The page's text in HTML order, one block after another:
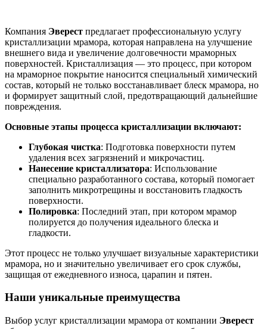
Компания Эверест предлагает профессиональную услугу
кристаллизации мрамора, которая направлена на улучшение
внешнего вида и увеличение долговечности мраморных
поверхностей. Кристаллизация — это процесс, при котором
на мраморное покрытие наносится специальный химический
состав, который не только восстанавливает блеск мрамора, но
и формирует защитный слой, предотвращающий дальнейшие
повреждения.
Основные этапы процесса кристаллизации включают:
Глубокая чистка: Подготовка поверхности путем
удаления всех загрязнений и микрочастиц.
Нанесение кристаллизатора: Использование
специально разработанного состава, который помогает
заполнить микротрещины и восстановить гладкость
поверхности.
Полировка: Последний этап, при котором мрамор
полируется до получения идеального блеска и
гладкости.
Этот процесс не только улучшает визуальные характеристики
мрамора, но и значительно увеличивает его срок службы,
защищая от ежедневного износа, царапин и пятен.
Наши уникальные преимущества
Выбор услуг кристаллизации мрамора от компании Эверест